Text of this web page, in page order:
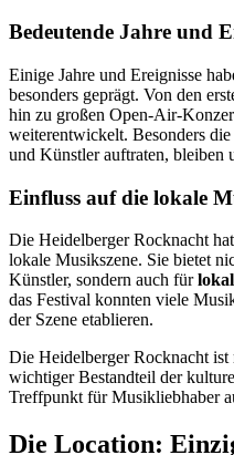
Bedeutende Jahre und
Einige Jahre und Ereignisse
besonders geprägt. Von den
hin zu großen Open-Air-
weiterentwickelt. Besonders
und Künstler auftraten, bleiben
Einfluss auf die lokale
Die Heidelberger Rocknacht
lokale Musikszene. Sie bietet
Künstler, sondern auch für
das Festival konnten viele
der Szene etablieren.
Die Heidelberger Rocknacht ist
wichtiger Bestandteil der
Treffpunkt für Musikliebhaber
Die Location: